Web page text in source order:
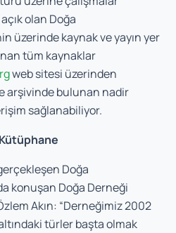
olan Doğa
üzerinde kaynak ve yayın yer
tüm kaynaklar
web sitesi üzerinden
arşivinde bulunan nadir
sağlanabiliyor.
Doğa
konuşan Doğa Derneği
Akın: “Derneğimiz 2002
türler başta olmak